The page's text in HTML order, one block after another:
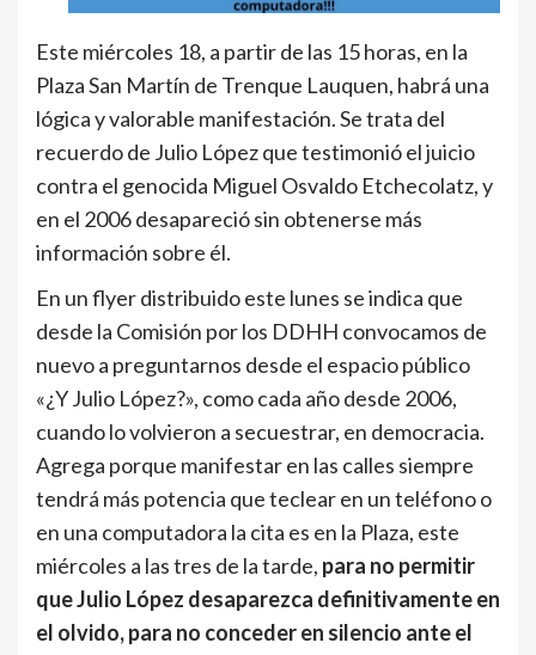
Este miércoles 18, a partir de las 15 horas, en la
Plaza San Martín de Trenque Lauquen, habrá una
lógica y valorable manifestación. Se trata del
recuerdo de Julio López que testimonió el juicio
contra el genocida Miguel Osvaldo Etchecolatz, y
en el 2006 desapareció sin obtenerse más
información sobre él.
En un flyer distribuido este lunes se indica que
desde la Comisión por los DDHH convocamos de
nuevo a preguntarnos desde el espacio público
«¿Y Julio López?», como cada año desde 2006,
cuando lo volvieron a secuestrar, en democracia.
Agrega porque manifestar en las calles siempre
tendrá más potencia que teclear en un teléfono o
en una computadora la cita es en la Plaza, este
miércoles a las tres de la tarde, para no permitir
que Julio López desaparezca definitivamente en
el olvido, para no conceder en silencio ante el